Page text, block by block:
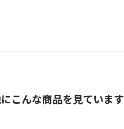
こんな商品を見ています